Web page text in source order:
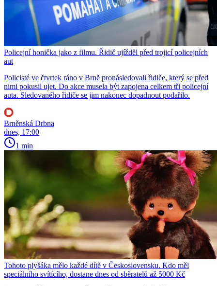
Policejní honička jako z filmu. Řidič ujížděl před trojicí policejních
aut
Policisté ve čtvrtek ráno v Brně pronásledovali řidiče, který se před
nimi pokusil ujet. Do akce musela být zapojena celkem tři policejní
auta. Sledovaného řidiče se jim nakonec dopadnout podařilo.
Brněnská Drbna
dnes, 17:00
1 min
Tohoto plyšáka mělo každé dítě v Československu. Kdo měl
speciálního svítícího, dostane dnes od sběratelů až 5000 Kč